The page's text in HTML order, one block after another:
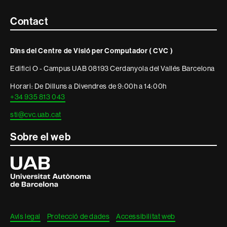
Contacte
informació
legal
Contact
Dins del Centre de Visió per Computador ( CVC )
Edifici O - Campus UAB 08193 Cerdanyola del Vallés Barcelona
Horari: De Dilluns a Divendres de 9:00h a 14:00h
+34 935 813 043
sti@cvc.uab.cat
Sobre el web
Universitat
Autònoma
de
Barcelona
Avís legal Protecció de dades Accessibilitat web